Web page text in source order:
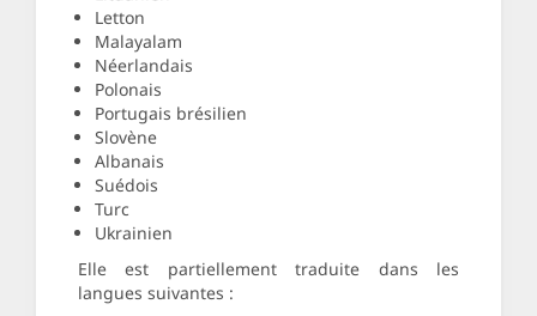
Letton
Malayalam
Néerlandais
Polonais
Portugais brésilien
Slovène
Albanais
Suédois
Turc
Ukrainien
Elle est partiellement traduite dans les
langues suivantes :